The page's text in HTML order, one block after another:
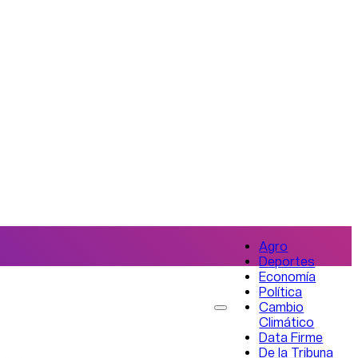
Agro
Deportes
Economía
Política
Cambio
Climático
Data Firme
De la Tribuna